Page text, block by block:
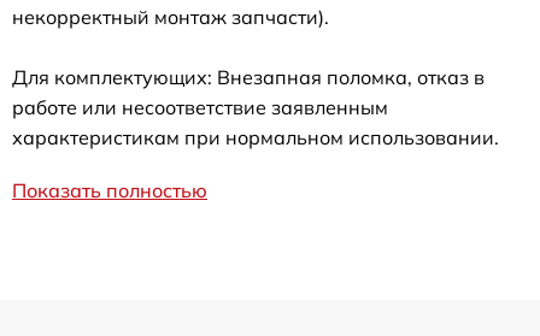
некорректный монтаж запчасти).
Для комплектующих: Внезапная поломка, отказ в
работе или несоответствие заявленным
характеристикам при нормальном использовании.
Показать полностью